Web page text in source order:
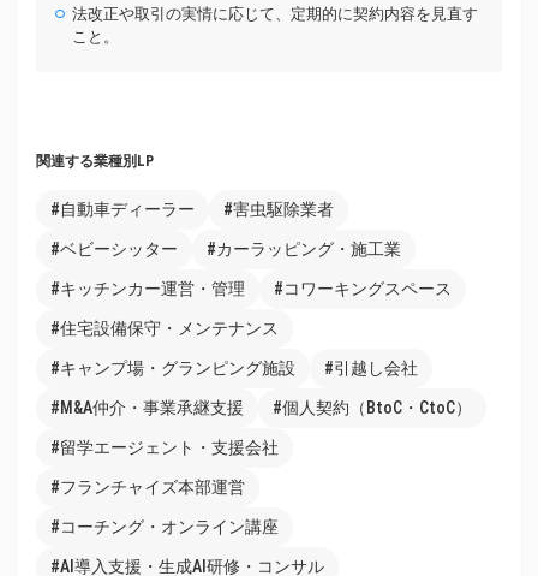
法改正や取引の実情に応じて、定期的に契約内容を見直す
こと。
関連する業種別LP
#自動車ディーラー #害虫駆除業者
#ベビーシッター #カーラッピング・施工業
#キッチンカー運営・管理 #コワーキングスペース
#住宅設備保守・メンテナンス
#キャンプ場・グランピング施設 #引越し会社
#M&A仲介・事業承継支援 #個人契約（BtoC・CtoC）
#留学エージェント・支援会社
#フランチャイズ本部運営
#コーチング・オンライン講座
#AI導入支援・生成AI研修・コンサル